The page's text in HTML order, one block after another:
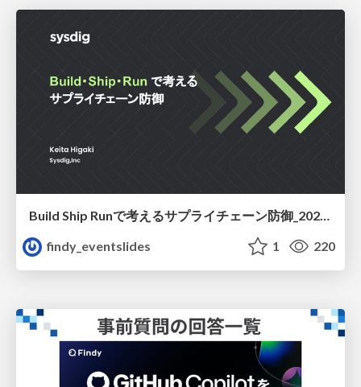
Build Ship Runで考えるサプライチェーン防御_20260609
findy_eventslides
1 220